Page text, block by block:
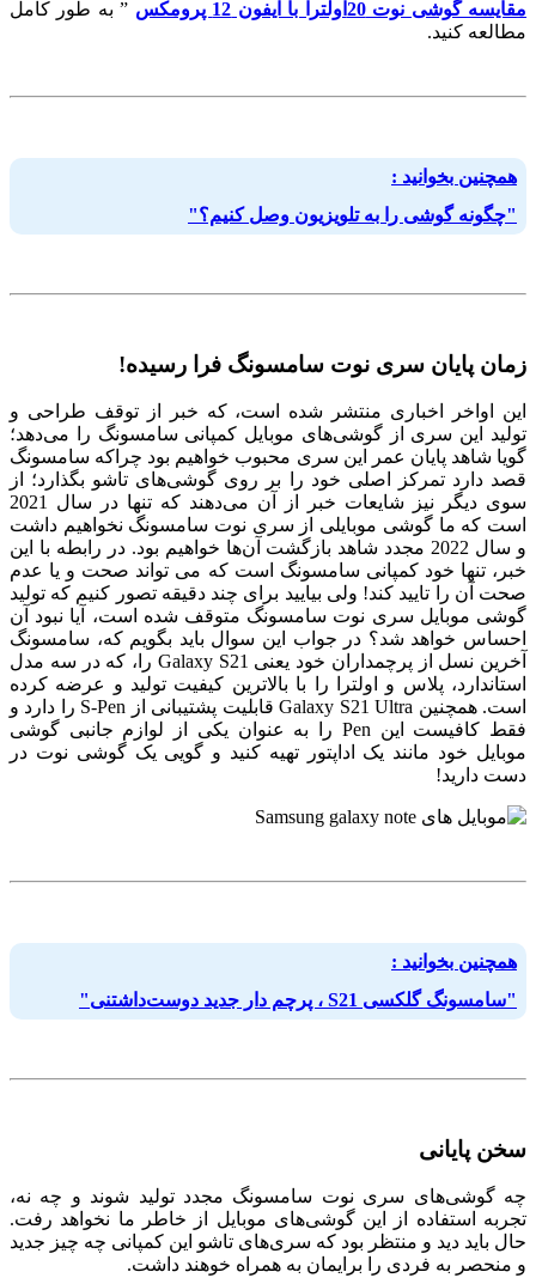
مقایسه گوشی نوت 20اولترا با آیفون 12 پرومکس
” به طور کامل
مطالعه کنید.
همچنین بخوانید :
"چگونه گوشی را به تلویزیون وصل کنیم؟"
زمان پایان سری نوت سامسونگ فرا رسیده!
این اواخر اخباری منتشر شده است، که خبر از توقف طراحی و
تولید این سری از گوشی‌های موبایل کمپانی سامسونگ را می‌دهد؛
گویا شاهد پایان عمر این سری محبوب خواهیم بود چراکه سامسونگ
قصد دارد تمرکز اصلی خود را بر روی گوشی‌های تاشو بگذارد؛ از
سوی دیگر نیز شایعات خبر از آن می‌دهند که تنها در سال 2021
است که ما گوشی موبایلی از سری نوت سامسونگ نخواهیم داشت
و سال 2022 مجدد شاهد بازگشت آن‌ها خواهیم بود. در رابطه با این
خبر، تنها خود کمپانی سامسونگ است که می تواند صحت و یا عدم
صحت آن را تایید کند! ولی بیایید برای چند دقیقه تصور کنیم که تولید
گوشی موبایل سری نوت سامسونگ متوقف شده است، آیا نبود آن
احساس خواهد شد؟ در جواب این سوال باید بگویم که، سامسونگ
آخرین نسل از پرچمداران خود یعنی Galaxy S21 را، که در سه مدل
استاندارد، پلاس و اولترا را با بالاترین کیفیت تولید و عرضه کرده
است. همچنین Galaxy S21 Ultra قابلیت پشتیبانی از S-Pen را دارد و
فقط کافیست این Pen را به عنوان یکی از لوازم جانبی گوشی
موبایل خود مانند یک اداپتور تهیه کنید و گویی یک گوشی نوت در
دست دارید!
همچنین بخوانید :
"سامسونگ گلکسی S21 ، پرچم دار جدید دوست‌داشتنی"
سخن پایانی
چه گوشی‌های سری نوت سامسونگ مجدد تولید شوند و چه نه،
تجربه استفاده از این گوشی‌های موبایل از خاطر ما نخواهد رفت.
حال باید دید و منتظر بود که سری‌های تاشو این کمپانی چه چیز جدید
و منحصر به فردی را برایمان به همراه خوهند داشت.